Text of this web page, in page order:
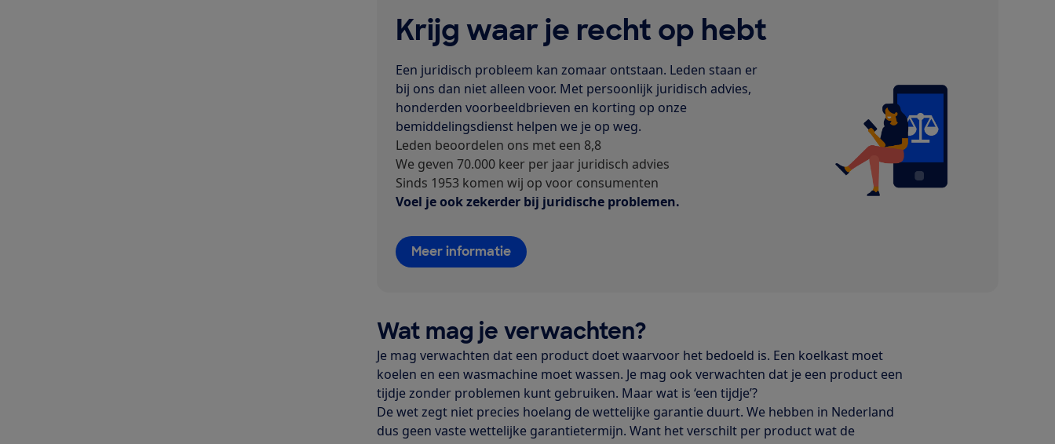
Krijg waar je recht op hebt
Een juridisch probleem kan zomaar ontstaan. Leden staan er
bij ons dan niet alleen voor. Met persoonlijk juridisch advies,
honderden voorbeeldbrieven en korting op onze
bemiddelingsdienst helpen we je op weg.
Leden beoordelen ons met een 8,8
We geven 70.000 keer per jaar juridisch advies
Sinds 1953 komen wij op voor consumenten
Voel je ook zekerder bij juridische problemen.
Meer informatie
Wat mag je verwachten?
Je mag verwachten dat een product doet waarvoor het bedoeld is. Een koelkast moet
koelen en een wasmachine moet wassen. Je mag ook verwachten dat je een product een
tijdje zonder problemen kunt gebruiken. Maar wat is ‘een tijdje’?
De wet zegt niet precies hoelang de wettelijke garantie duurt. We hebben in Nederland
dus geen vaste wettelijke garantietermijn. Want het verschilt per product wat de